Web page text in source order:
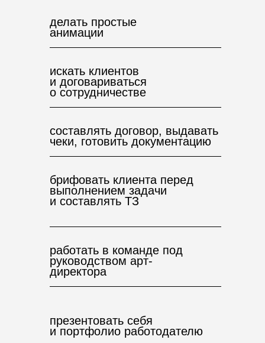
искать клиентов
и договариваться
о сотрудничестве
составлять договор, выдавать
чеки, готовить документацию
брифовать клиента перед
выполнением задачи
и составлять ТЗ
работать в команде под
руководством арт-
директора
презентовать себя
и портфолио работодателю
делать простые
анимации